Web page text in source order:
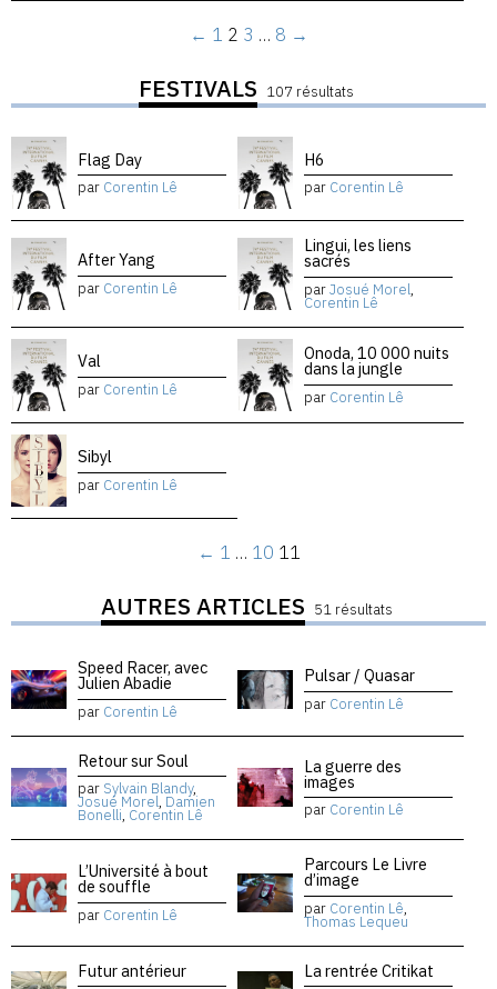
← 1 2 3 … 8 →
FESTIVALS 107 résultats
Flag Day
par Corentin Lê
H6
par Corentin Lê
After Yang
par Corentin Lê
Lingui, les liens
sacrés
parJosué Morel,
Corentin Lê
Val
par Corentin Lê
Onoda, 10 000 nuits
dans la jungle
par Corentin Lê
Sibyl
par Corentin Lê
← 1 … 10 11
AUTRES ARTICLES 51 résultats
Speed Racer, avec
Julien Abadie
par Corentin Lê
Pulsar / Quasar
par Corentin Lê
Retour sur Soul
par Sylvain Blandy,
Josué Morel, Damien
Bonelli, Corentin Lê
La guerre des
images
par Corentin Lê
L’Université à bout
de souffle
par Corentin Lê
Parcours Le Livre
d’image
par Corentin Lê,
Thomas Lequeu
Futur antérieur La rentrée Critikat